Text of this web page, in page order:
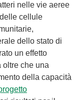
nelle vie aeree
cellule
dello stato di
un effetto
oltre che una
della capacità